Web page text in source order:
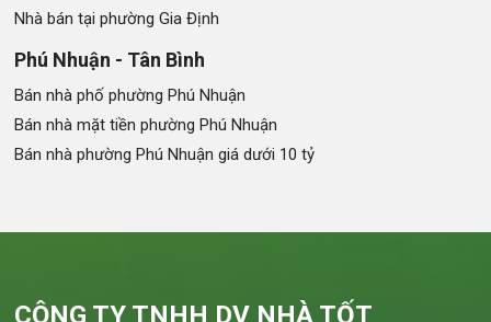
Nhà bán tại phường Gia Định
Phú Nhuận - Tân Bình
Bán nhà phố phường Phú Nhuận
Bán nhà mặt tiền phường Phú Nhuận
Bán nhà phường Phú Nhuận giá dưới 10 tỷ
CÔNG TY TNHH DV NHÀ TỐT